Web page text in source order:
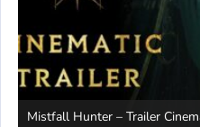
Mistfall Hunter – Trailer